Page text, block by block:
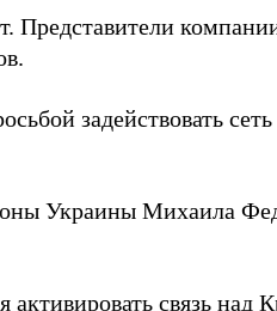
задействовать
Украины Михаила
активировать связь над